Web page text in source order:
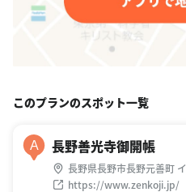
このプランのスポット一覧
A 長野善光寺御開帳
長野県長野市長野元善町 イ
https://www.zenkoji.jp/